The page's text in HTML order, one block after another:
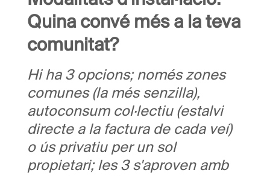
Quina convé més a la teva
comunitat?
Hi ha 3 opcions; només zones
comunes (la més senzilla),
autoconsum col·lectiu (estalvi
directe a la factura de cada veí)
o ús privatiu per un sol
propietari; les 3 s'aproven amb